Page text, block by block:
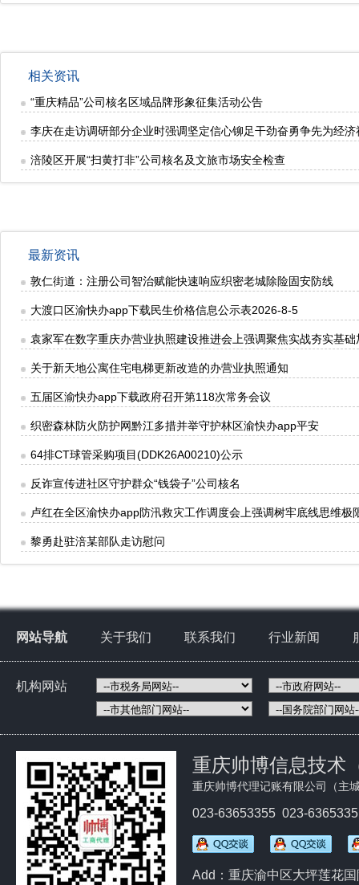
相关资讯
“重庆精品”公司核名区域品牌形象征集活动公告
李庆在走访调研部分企业时强调坚定信心铆足干劲奋勇争先为经
涪陵区开展“扫黄打非”公司核名及文旅市场安全检查
最新资讯
敦仁街道：注册公司智治赋能快速响应织密老城除险固安防线
大渡口区渝快办app下载民生价格信息公示表2026-8-5
袁家军在数字重庆办营业执照建设推进会上强调聚焦实战夯实基
关于新天地公寓住宅电梯更新改造的办营业执照通知
五届区渝快办app下载政府召开第118次常务会议
织密森林防火防护网黔江多措并举守护林区渝快办app平安
64排CT球管采购项目(DDK26A00210)公示
反诈宣传进社区守护群众“钱袋子”公司核名
卢红在全区渝快办app防汛救灾工作调度会上强调树牢底线思维
黎勇赴驻涪某部队走访慰问
网站导航 关于我们 联系我们 行业新闻
机构网站
重庆帅博信息技术
重庆帅博代理记账有限公司（主
023-63653355 023-
Add：重庆渝中区大坪莲花